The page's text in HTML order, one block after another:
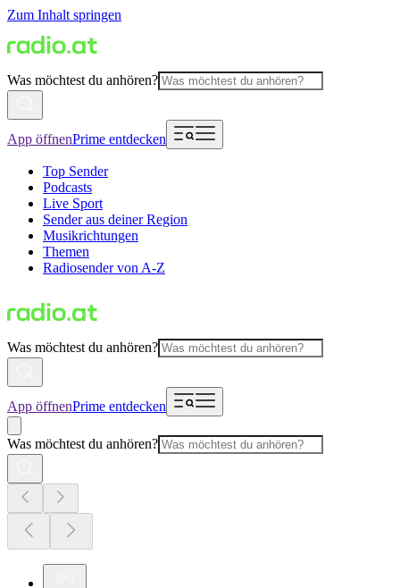
Zum Inhalt springen
Was möchtest du anhören?
App öffnenPrime entdecken
Top Sender
Podcasts
Live Sport
Sender aus deiner Region
Musikrichtungen
Themen
Radiosender von A-Z
Was möchtest du anhören?
App öffnenPrime entdecken
Was möchtest du anhören?